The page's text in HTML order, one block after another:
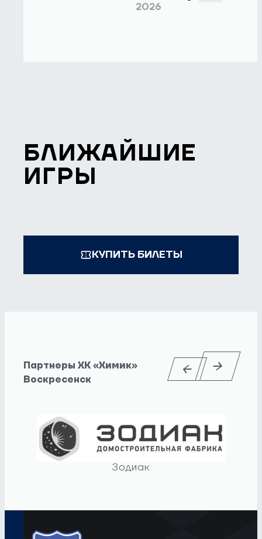
2026
БЛИЖАЙШИЕ
ИГРЫ
КУПИТЬ БИЛЕТЫ
Партнеры ХК «Химик»
Воскресенск
Зодиак